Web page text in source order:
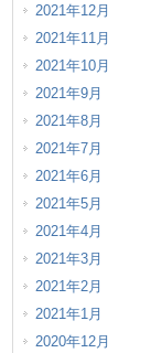
2021年12月
2021年11月
2021年10月
2021年9月
2021年8月
2021年7月
2021年6月
2021年5月
2021年4月
2021年3月
2021年2月
2021年1月
2020年12月